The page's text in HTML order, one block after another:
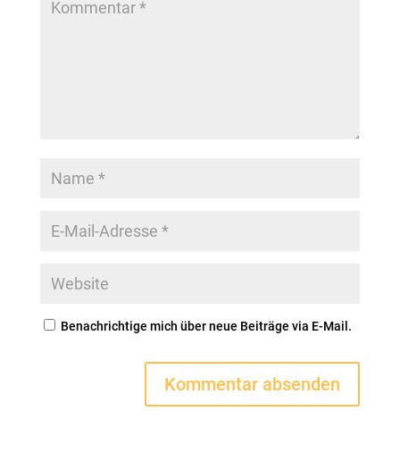
Benachrichtige mich über neue Beiträge via E-Mail.